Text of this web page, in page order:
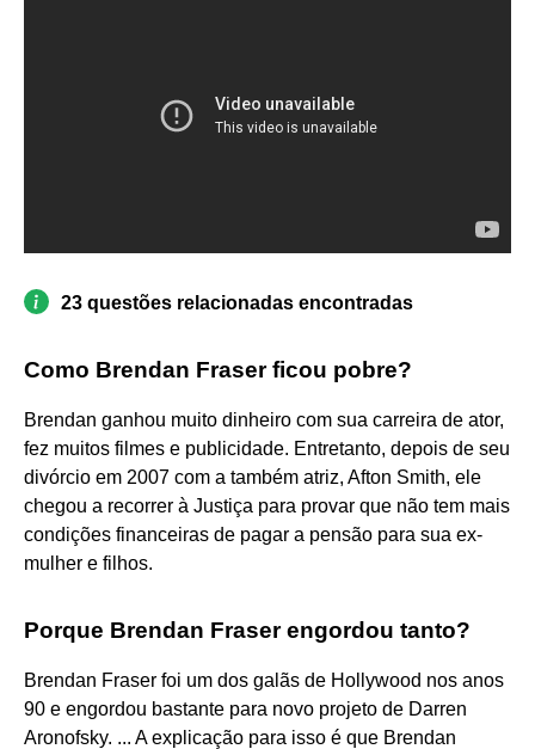
23 questões relacionadas encontradas
Como Brendan Fraser ficou pobre?
Brendan ganhou muito dinheiro com sua carreira de ator,
fez muitos filmes e publicidade. Entretanto, depois de seu
divórcio em 2007 com a também atriz, Afton Smith, ele
chegou a recorrer à Justiça para provar que não tem mais
condições financeiras de pagar a pensão para sua ex-
mulher e filhos.
Porque Brendan Fraser engordou tanto?
Brendan Fraser foi um dos galãs de Hollywood nos anos
90 e engordou bastante para novo projeto de Darren
Aronofsky. ... A explicação para isso é que Brendan